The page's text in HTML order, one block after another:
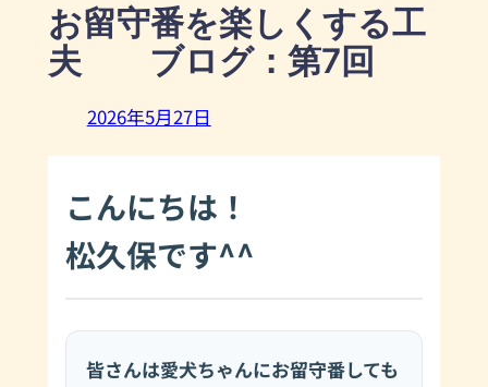
お留守番を楽しくする工
夫 ブログ：第7回
2026年5月27日
こんにちは！
松久保です^^
皆さんは愛犬ちゃんにお留守番しても